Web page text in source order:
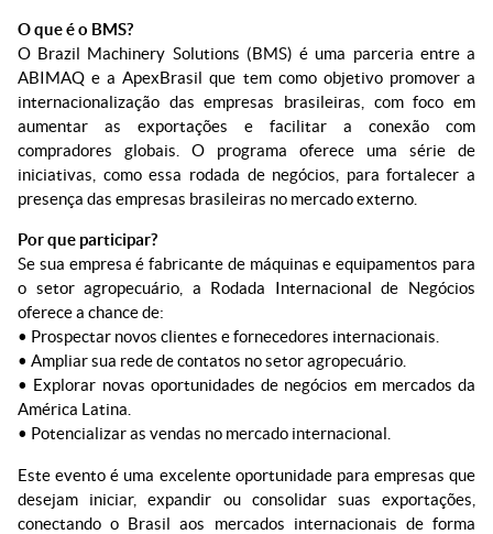
O que é o BMS?
O Brazil Machinery Solutions (BMS) é uma parceria entre a
ABIMAQ e a ApexBrasil que tem como objetivo promover a
internacionalização das empresas brasileiras, com foco em
aumentar as exportações e facilitar a conexão com
compradores globais. O programa oferece uma série de
iniciativas, como essa rodada de negócios, para fortalecer a
presença das empresas brasileiras no mercado externo.
Por que participar?
Se sua empresa é fabricante de máquinas e equipamentos para
o setor agropecuário, a Rodada Internacional de Negócios
oferece a chance de:
• Prospectar novos clientes e fornecedores internacionais.
• Ampliar sua rede de contatos no setor agropecuário.
• Explorar novas oportunidades de negócios em mercados da
América Latina.
• Potencializar as vendas no mercado internacional.
Este evento é uma excelente oportunidade para empresas que
desejam iniciar, expandir ou consolidar suas exportações,
conectando o Brasil aos mercados internacionais de forma